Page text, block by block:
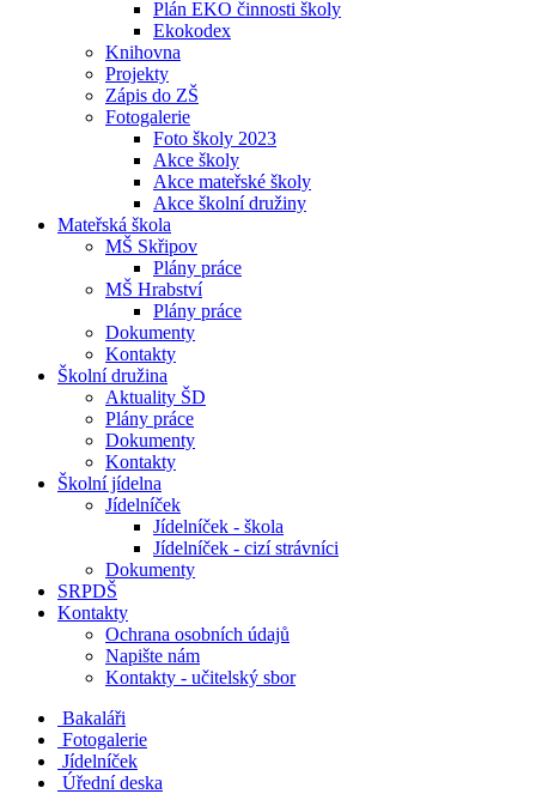
Plán EKO činnosti školy
Ekokodex
Knihovna
Projekty
Zápis do ZŠ
Fotogalerie
Foto školy 2023
Akce školy
Akce mateřské školy
Akce školní družiny
Mateřská škola
MŠ Skřipov
Plány práce
MŠ Hrabství
Plány práce
Dokumenty
Kontakty
Školní družina
Aktuality ŠD
Plány práce
Dokumenty
Kontakty
Školní jídelna
Jídelníček
Jídelníček - škola
Jídelníček - cizí strávníci
Dokumenty
SRPDŠ
Kontakty
Ochrana osobních údajů
Napište nám
Kontakty - učitelský sbor
Bakaláři
Fotogalerie
Jídelníček
Úřední deska